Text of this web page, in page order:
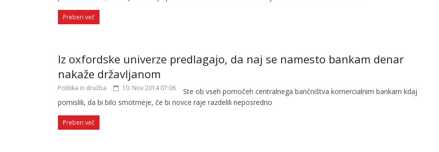
Preberi več
Iz oxfordske univerze predlagajo, da naj se namesto bankam denar
nakaže državljanom
Politika in družba 10. Nov 2014 07:06
Ste ob vseh pomočeh centralnega bančništva komercialnim bankam kdaj
pomislili, da bi bilo smotrneje, če bi novce raje razdelili neposredno
Preberi več